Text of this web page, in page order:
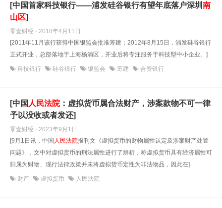
[中国首家科技银行——浦发硅谷银行有望年底落户深圳 南
山区]
零壹财经 · 2018年4月11日
[2011年11月该行获得中国银监会批准筹建；2012年8月15日，浦发硅谷银行
正式开业，总部落地于上海杨浦区，开业后将专注服务于科技型中小企业。]
科技银行 硅谷银行 银监会 筹建 合资银行
[中国 人民法院：虚拟货币属合法财产，涉案款物不可一律
予以没收或者发还]
零壹财经 · 2023年9月1日
[9月1日讯，中国 人民法院报刊文《虚拟货币的财物属性认定及涉案财产处置
问题》，文中对虚拟货币的刑法属性进行了辨析，称虚拟货币具有经济属性可
归属为财物、现行法律政策并未将虚拟货币定性为非法物品，因此在]
财产 虚拟货币 人民法院